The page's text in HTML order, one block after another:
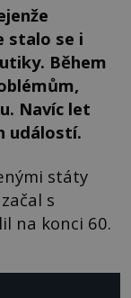
stalo se i
Během
Navíc let
událostí.
státy
s
na konci 60.